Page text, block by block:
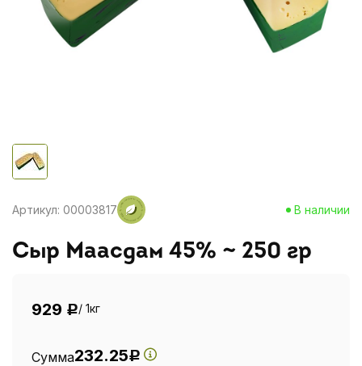
Артикул: 00003817 В наличии
Сыр Маасдам 45% ~ 250 гр
929 Р/ 1кг
Сумма232.25Р